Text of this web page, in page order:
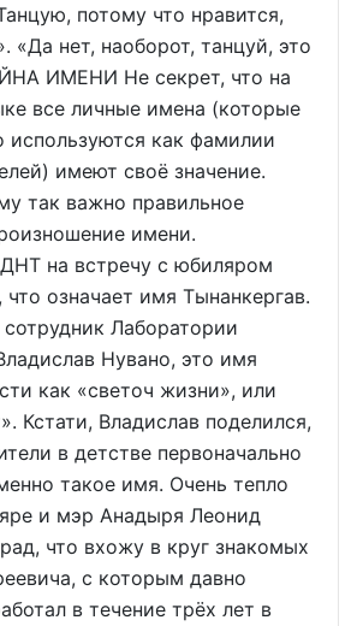
потому что нравится,
«Да нет, наоборот, танцуй, это
ИМЕНИ Не секрет, что на
все личные имена (которые
используются как фамилии
имеют своё значение.
так важно правильное
имени.
на встречу с юбиляром
что означает имя Тынанкергав.
сотрудник Лаборатории
Нувано, это имя
как «светоч жизни», или
Кстати, Владислав поделился,
в детстве первоначально
такое имя. Очень тепло
и мэр Анадыря Леонид
что вхожу в круг знакомых
с которым давно
в течение трёх лет в